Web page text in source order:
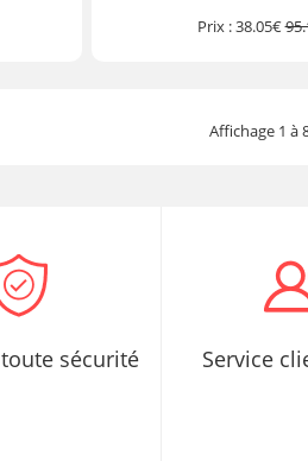
Prix :38.05€
Affichage 1 à
sécurité Service